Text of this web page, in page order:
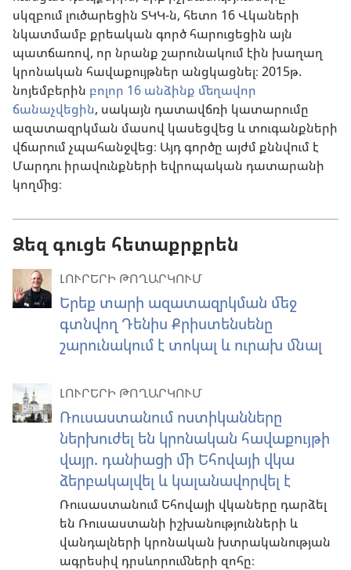
սկզբում լուծարեցին ՏԿԿ-ն, հետո 16 Վկաների
նկատմամբ քրեական գործ հարուցեցին այն
պատճառով, որ նրանք շարունակում էին խաղաղ
կրոնական հավաքույթներ անցկացնել։ 2015թ.
նոյեմբերին բոլոր 16 անձինք մեղավոր
ճանաչվեցին, սակայն դատավճռի կատարումը
ազատազրկման մասով կասեցվեց և տուգանքների
վճարում չպահանջվեց։ Այդ գործը այժմ քննվում է
Մարդու իրավունքների եվրոպական դատարանի
կողմից։
Ձեզ գուցե հետաքրքրեն
ԼՈՒՐԵՐԻ ԹՈՂԱՐԿՈՒՄ
Երեք տարի ազատազրկման մեջ
գտնվող Դենիս Քրիստենսենը
շարունակում է տոկալ և ուրախ մնալ
ԼՈՒՐԵՐԻ ԹՈՂԱՐԿՈՒՄ
Ռուսաստանում ոստիկանները
ներխուժել են կրոնական հավաքույթի
վայր. դանիացի մի Եհովայի վկա
ձերբակալվել և կալանավորվել է
Ռուսաստանում Եհովայի վկաները դարձել
են Ռուսաստանի իշխանությունների և
վանդալների կրոնական խտրականության
ագրեսիվ դրսևորումների զոհը։